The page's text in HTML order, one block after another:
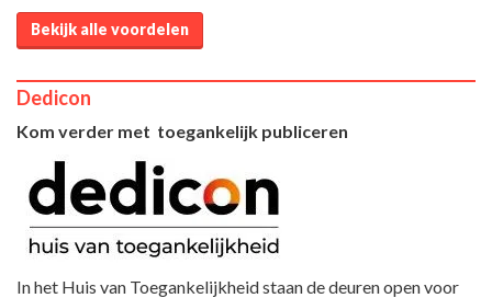
Bekijk alle voordelen
Dedicon
Kom verder met toegankelijk publiceren
In het Huis van Toegankelijkheid staan de deuren open voor